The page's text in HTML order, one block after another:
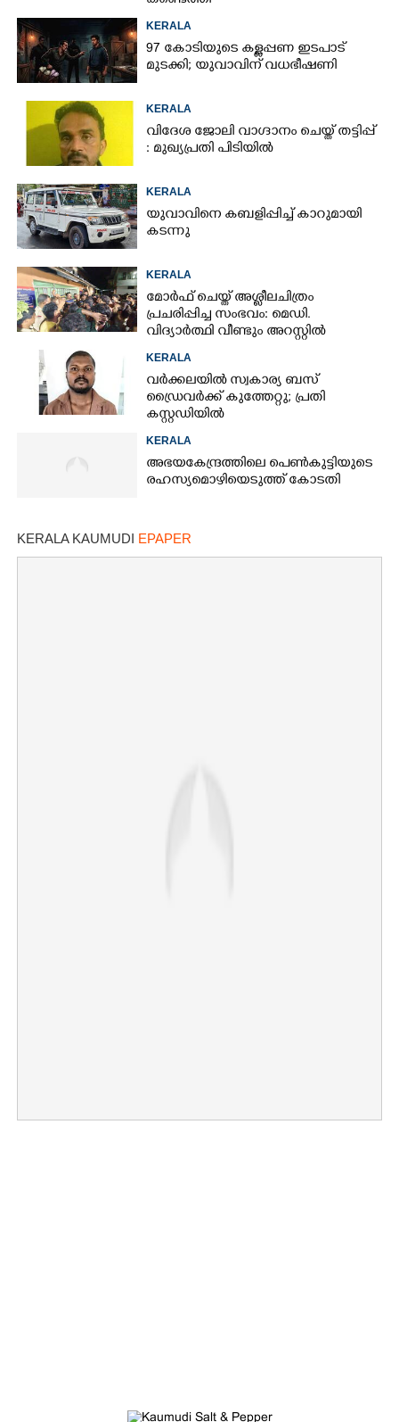
KERALA
97 കോടിയുടെ കള്ളപ്പണ ഇടപാട്
മുടക്കി; യുവാവിന് വധഭീഷണി
KERALA
വിദേശ ജോലി വാഗ്ദാനം ചെയ്ത് തട്ടിപ്പ്
: മുഖ്യപ്രതി പിടിയിൽ
KERALA
യുവാവിനെ കബളിപ്പിച്ച് കാറുമായി
കടന്നു
KERALA
മോർഫ് ചെയ്ത് അശ്ലീലചിത്രം
പ്രചരിപ്പിച്ച സംഭവം: മെഡി.
വിദ്യാർത്ഥി വീണ്ടും അറസ്റ്റിൽ
KERALA
വർക്കലയിൽ സ്വകാര്യ ബസ്
ഡ്രൈവർക്ക് കുത്തേറ്റു; പ്രതി
കസ്റ്റഡിയിൽ
KERALA
അഭയകേന്ദ്രത്തിലെ പെൺകുട്ടിയുടെ
രഹസ്യമൊഴിയെടുത്ത് കോടതി
KERALA KAUMUDI EPAPER